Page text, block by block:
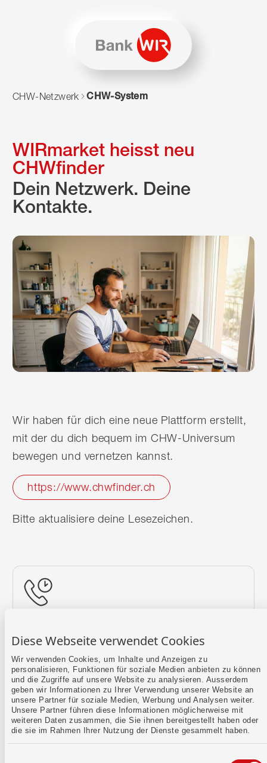
Diese Webseite verwendet Cookies
Wir verwenden Cookies, um Inhalte und Anzeigen zu
personalisieren, Funktionen für soziale Medien anbieten zu können
und die Zugriffe auf unsere Website zu analysieren. Ausserdem
geben wir Informationen zu Ihrer Verwendung unserer Website an
unsere Partner für soziale Medien, Werbung und Analysen weiter.
Unsere Partner führen diese Informationen möglicherweise mit
weiteren Daten zusammen, die Sie ihnen bereitgestellt haben oder
die sie im Rahmen Ihrer Nutzung der Dienste gesammelt haben.
Zum Navigieren dieser Seite wird JavaScript benötigt.
CHW-Netzwerk CHW-System
WIRmarket heisst neu
CHWfinder
Dein Netzwerk. Deine
Kontakte.
Wir haben für dich eine neue Plattform erstellt,
mit der du dich bequem im CHW-Universum
bewegen und vernetzen kannst.
https://www.chwfinder.ch
Bitte aktualisiere deine Lesezeichen.
Mehr erfahren